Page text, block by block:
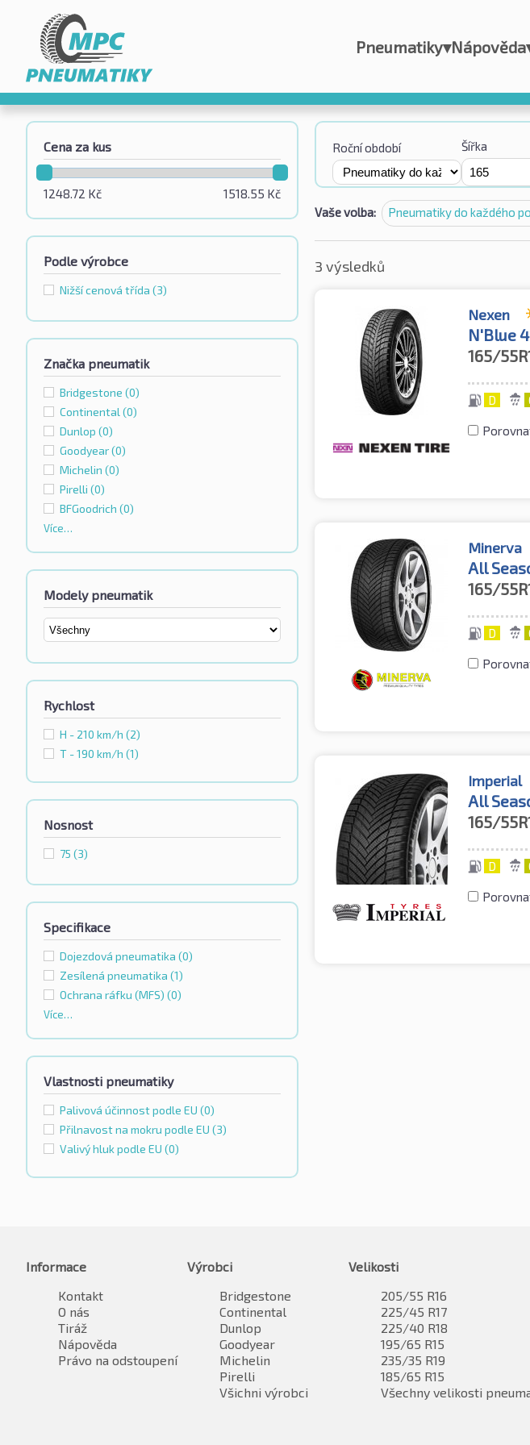
Pneumatiky▾Nápověda
Cena za kus
1518.55 Kč
1248.72 Kč
Podle výrobce
Nižší cenová třída (3)
Značka pneumatik
Bridgestone (0)
Continental (0)
Dunlop (0)
Goodyear(0)
Michelin (0)
Pirelli (0)
BFGoodrich (0)
Více…
Modely pneumatik
Rychlost
H - 210 km/h (2)
T - 190 km/h (1)
Nosnost
75 (3)
Specifikace
Dojezdová pneumatika (0)
Zesílená pneumatika (1)
Ochrana ráfku (MFS) (0)
Více…
Vlastnosti pneumatiky
Palivová účinnost podle EU (0)
Přilnavost na mokru podle EU (3)
Valivý hluk podle EU (0)
Roční období Šířka
Vaše volba: Pneumatiky do každého
3 výsledků
Nexen
N'Blue
165/
D
Minerva
All
165/
D
Imperial
All
165/
D
Informace
Kontakt
O nás
Tiráž
Nápověda
Právo na odstoupení
Výrobci
Bridgestone
Continental
Dunlop
Goodyear
Michelin
Pirelli
Všichni výrobci
Velikosti
205/55 R16
225/45 R17
225/40 R18
195/65 R15
235/35 R19
185/65 R15
Všechny velikosti